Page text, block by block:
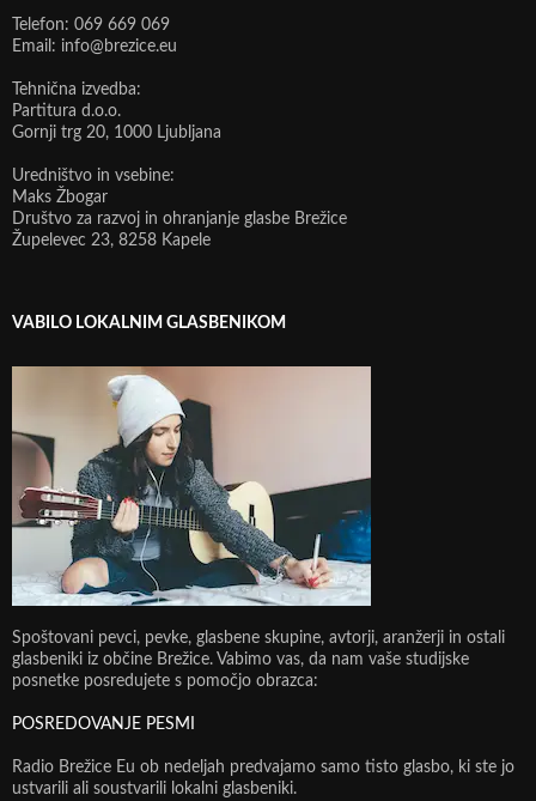
Telefon: 069 669 069
Email: info@brezice.eu
Tehnična izvedba:
Partitura d.o.o.
Gornji trg 20, 1000 Ljubljana
Uredništvo in vsebine:
Maks Žbogar
Društvo za razvoj in ohranjanje glasbe Brežice
Župelevec 23, 8258 Kapele
VABILO LOKALNIM GLASBENIKOM
Spoštovani pevci, pevke, glasbene skupine, avtorji, aranžerji in ostali
glasbeniki iz občine Brežice. Vabimo vas, da nam vaše studijske
posnetke posredujete s pomočjo obrazca:
POSREDOVANJE PESMI
Radio Brežice Eu ob nedeljah predvajamo samo tisto glasbo, ki ste jo
ustvarili ali soustvarili lokalni glasbeniki.